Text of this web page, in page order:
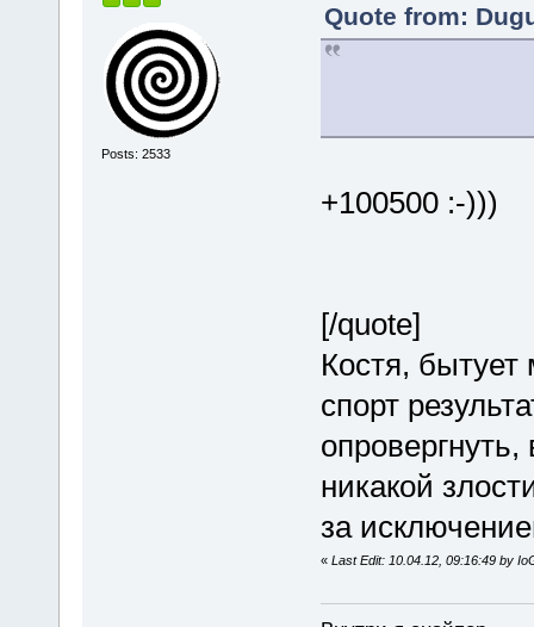
Posts: 2533
Quote from:
+100500 :-)))
[/quote]
Костя, бытует
спорт
опровергнуть,
никакой
за
« Last Edit: 10.04.12, 09:16:49 by